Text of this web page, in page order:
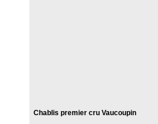
Chablis premier cru Vaucoupin